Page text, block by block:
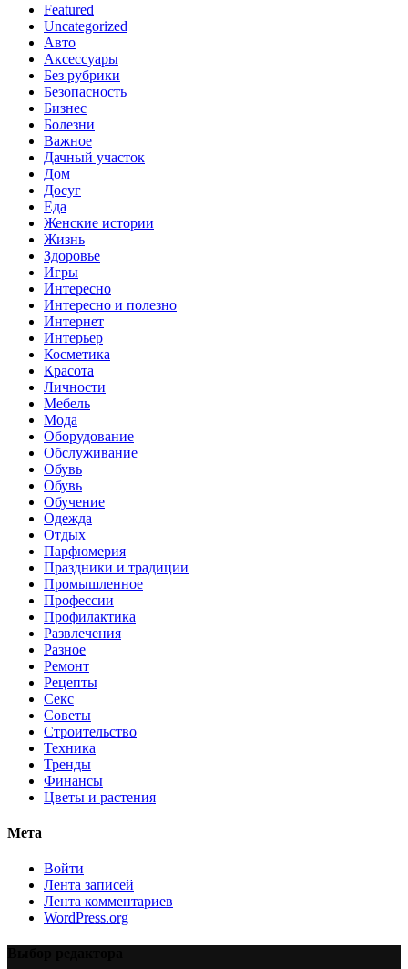
Featured
Uncategorized
Авто
Аксессуары
Без рубрики
Безопасность
Бизнес
Болезни
Важное
Дачный участок
Дом
Досуг
Еда
Женские истории
Жизнь
Здоровье
Игры
Интересно
Интересно и полезно
Интернет
Интерьер
Косметика
Красота
Личности
Мебель
Мода
Оборудование
Обслуживание
Обувь
Обувь
Обучение
Одежда
Отдых
Парфюмерия
Праздники и традиции
Промышленное
Профессии
Профилактика
Развлечения
Разное
Ремонт
Рецепты
Секс
Советы
Строительство
Техника
Тренды
Финансы
Цветы и растения
Мета
Войти
Лента записей
Лента комментариев
WordPress.org